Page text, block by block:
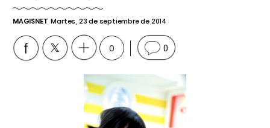
MAGISNET Martes, 23 de septiembre de 2014
0 0